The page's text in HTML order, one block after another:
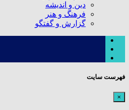
دین و اندیشه
فرهنگ و هنر
گزارش و گفتگو
فهرست سایت
×